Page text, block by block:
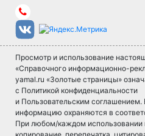
Просмотр и использование
«Справочного информационно-
yamal.ru «Золотые страницы»
с Политикой конфиденциальности
и Пользовательским
информацию охраняются в
При любом/каждом использовании